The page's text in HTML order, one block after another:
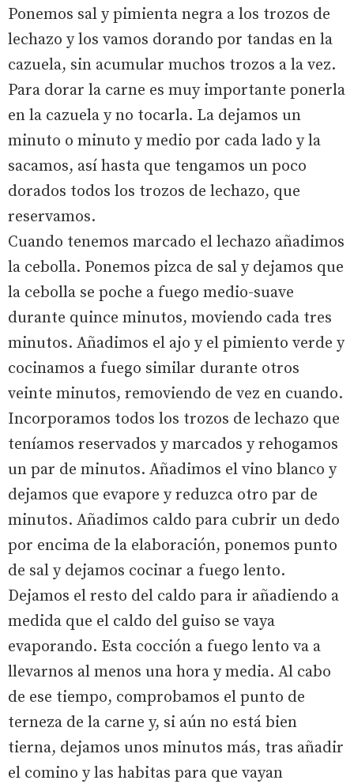
Ponemos sal y pimienta negra a los trozos de
lechazo y los vamos dorando por tandas en la
cazuela, sin acumular muchos trozos a la vez.
Para dorar la carne es muy importante ponerla
en la cazuela y no tocarla. La dejamos un
minuto o minuto y medio por cada lado y la
sacamos, así hasta que tengamos un poco
dorados todos los trozos de lechazo, que
reservamos.
Cuando tenemos marcado el lechazo añadimos
la cebolla. Ponemos pizca de sal y dejamos que
la cebolla se poche a fuego medio-suave
durante quince minutos, moviendo cada tres
minutos. Añadimos el ajo y el pimiento verde y
cocinamos a fuego similar durante otros
veinte minutos, removiendo de vez en cuando.
Incorporamos todos los trozos de lechazo que
teníamos reservados y marcados y rehogamos
un par de minutos. Añadimos el vino blanco y
dejamos que evapore y reduzca otro par de
minutos. Añadimos caldo para cubrir un dedo
por encima de la elaboración, ponemos punto
de sal y dejamos cocinar a fuego lento.
Dejamos el resto del caldo para ir añadiendo a
medida que el caldo del guiso se vaya
evaporando. Esta cocción a fuego lento va a
llevarnos al menos una hora y media. Al cabo
de ese tiempo, comprobamos el punto de
terneza de la carne y, si aún no está bien
tierna, dejamos unos minutos más, tras añadir
el comino y las habitas para que vayan